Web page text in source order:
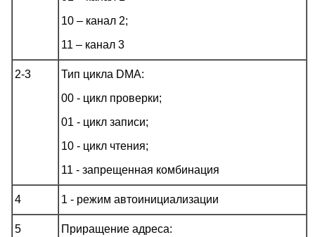
10 – канал 2;
11 – канал 3
2-3
Тип цикла DMA:
00 - цикл проверки;
01 - цикл записи;
10 - цикл чтения;
11 - запрещенная комбинация
4 1 - режим автоинициализации
5
Приращение адреса: